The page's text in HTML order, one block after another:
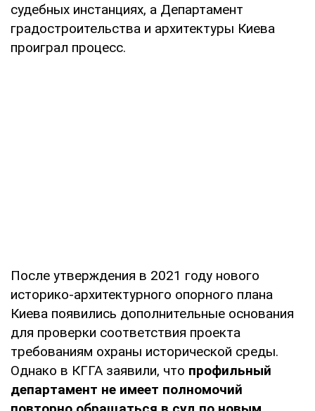
судебных инстанциях, а Департамент
градостроительства и архитектуры Киева
проиграл процесс.
После утверждения в 2021 году нового
историко-архитектурного опорного плана
Киева появились дополнительные основания
для проверки соответствия проекта
требованиям охраны исторической среды.
Однако в КГГА заявили, что профильный
департамент не имеет полномочий